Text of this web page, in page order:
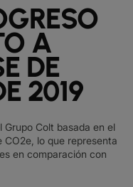
A
DE
2019
Colt basada en el
lo que representa
en comparación con